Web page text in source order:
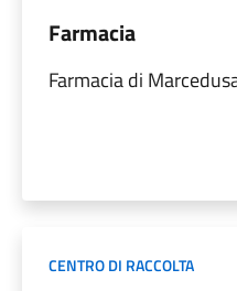
Farmacia
Farmacia di
CENTRO DI RACCOLTA